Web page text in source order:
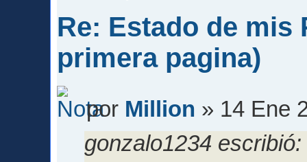
Re: Estado de mis
primera pagina)
por Million » 14 Ene
gonzalo1234 escribió: